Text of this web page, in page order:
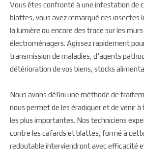
Vous êtes confronté à une infestation de
blattes, vous avez remarqué ces insectes
la lumière ou encore des trace sur les
électroménagers. Agissez rapidement
transmission de maladies, d'agents
détérioration de vos biens, stocks
Nous avons défini une méthode de
nous permet de les éradiquer et de venir
les plus importantes. Nos techniciens
contre les cafards et blattes, formé à
redoutable interviendront avec efficacité